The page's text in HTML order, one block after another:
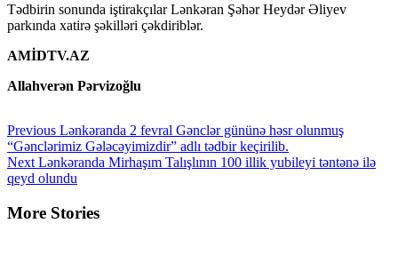
Tədbirin sonunda iştirakçılar Lənkəran Şəhər Heydər Əliyev
parkında xatirə şəkilləri çəkdiriblər.
AMİDTV.AZ
Allahverən Pərvizoğlu
Continue
Reading
Previous Lənkəranda 2 fevral Gənclər gününə həsr olunmuş
“Gənclərimiz Gələcəyimizdir” adlı tədbir keçirilib.
Next Lənkəranda Mirhaşım Talışlının 100 illik yubileyi təntənə ilə
qeyd olundu
More Stories